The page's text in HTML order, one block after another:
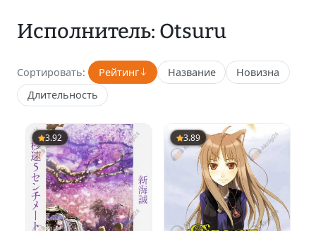
Исполнитель: Otsuru
Сортировать: Рейтинг Название
Новизна
Длительность
3.92 3.89